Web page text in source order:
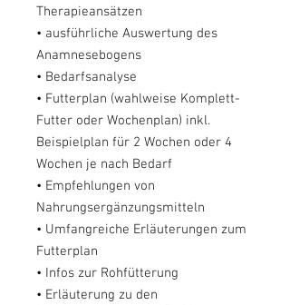
Therapieansätzen
• ausführliche Auswertung des
Anamnesebogens
• Bedarfsanalyse
• Futterplan (wahlweise Komplett-
Futter oder Wochenplan) inkl.
Beispielplan für 2 Wochen oder 4
Wochen je nach Bedarf
• Empfehlungen von
Nahrungsergänzungsmitteln
• Umfangreiche Erläuterungen zum
Futterplan
• Infos zur Rohfütterung
• Erläuterung zu den